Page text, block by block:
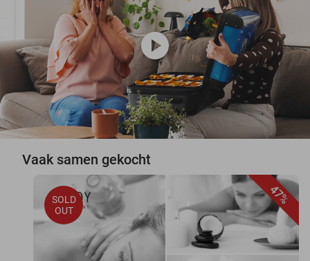
play_circle
Vaak samen gekocht
47%
SOLD
OUT